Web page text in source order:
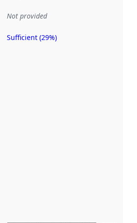
Not provided
Sufficient (29%)